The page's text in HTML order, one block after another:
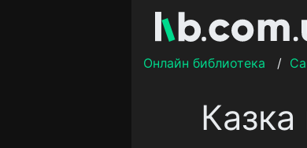
Онлайн библиотека /